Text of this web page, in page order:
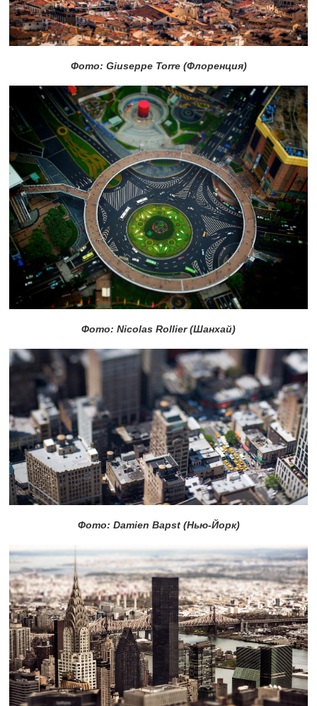
Фото: Giuseppe Torre (Флоренция)
Фото: Nicolas Rollier (Шанхай)
Фото: Damien Bapst (Нью-Йорк)